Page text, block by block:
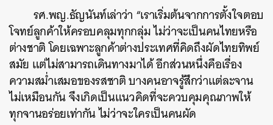
รศ.พญ.ธัญนันท์เล่าว่า “เราเริ่มต้นจากการตั้งใจตอบ
โจทย์ลูกค้าให้ครอบคลุมทุกกลุ่ม ไม่ว่าจะเป็นคนไทยหรือ
ต่างชาติ โดยเฉพาะลูกค้าต่างประเทศที่คิดถึงผัดไทยทิพย์
สมัย แต่ไม่สามารถเดินทางมาได้ อีกส่วนหนึ่งคือเรื่อง
ความสม่ำเสมอของรสชาติ บางคนอาจรู้สึกว่าแต่ละจาน
ไม่เหมือนกัน จึงเกิดเป็นแนวคิดที่จะควบคุมคุณภาพให้
ทุกจานอร่อยเท่ากัน ไม่ว่าจะใครเป็นคนผัด